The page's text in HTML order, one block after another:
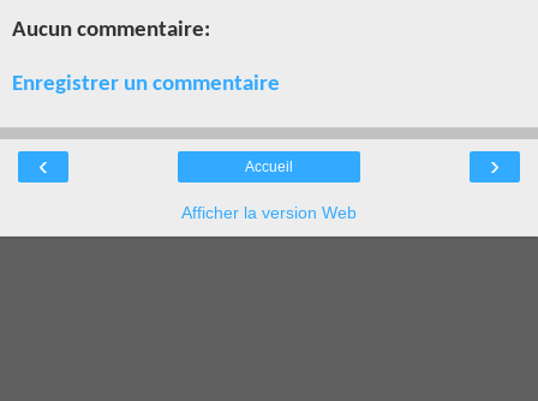
Aucun commentaire:
Enregistrer un commentaire
‹ ›
Accueil
Afficher la version Web